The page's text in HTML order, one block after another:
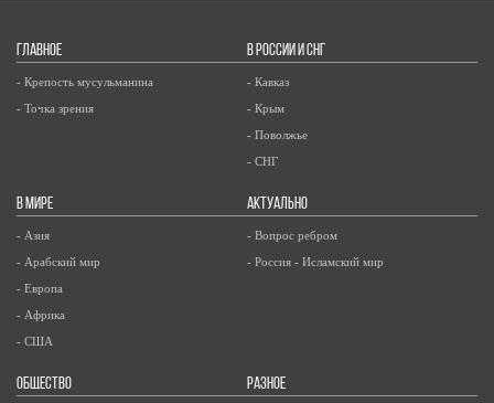
ГЛАВНОЕ
- Крепость мусульманина
- Точка зрения
В РОССИИ И СНГ
- Кавказ
- Крым
- Поволжье
- СНГ
В МИРЕ
- Азия
- Арабский мир
- Европа
- Африка
- США
АКТУАЛЬНО
- Вопрос ребром
- Россия - Исламский мир
ОБЩЕСТВО РАЗНОЕ